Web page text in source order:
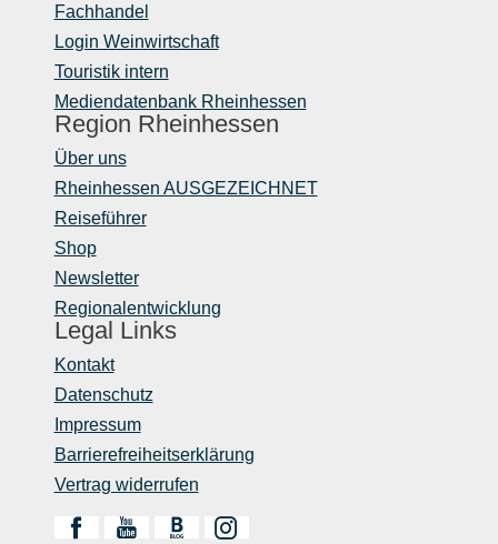
Fachhandel
Login Weinwirtschaft
Touristik intern
Mediendatenbank Rheinhessen
Region Rheinhessen
Über uns
Rheinhessen AUSGEZEICHNET
Reiseführer
Shop
Newsletter
Regionalentwicklung
Legal Links
Kontakt
Datenschutz
Impressum
Barrierefreiheitserklärung
Vertrag widerrufen